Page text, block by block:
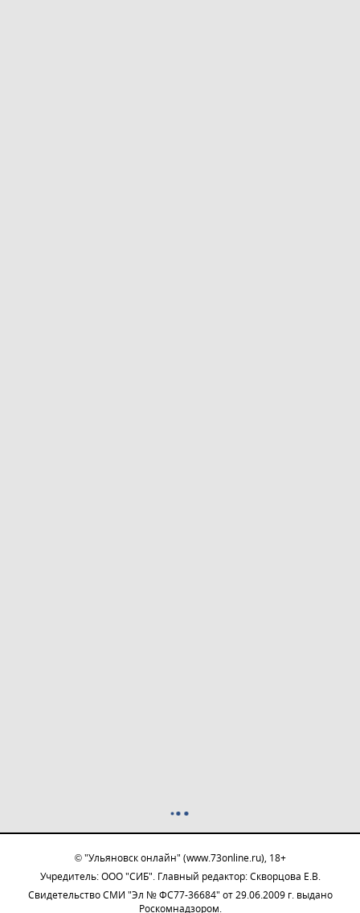
© "Ульяновск онлайн" (www.73online.ru), 18+
Учредитель: ООО "СИБ". Главный редактор: Скворцова Е.В.
Свидетельство СМИ "Эл № ФС77-36684" от 29.06.2009 г. выдано
Роскомнадзором.